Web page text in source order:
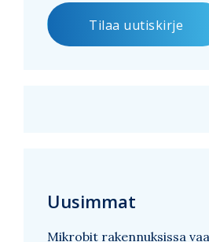
Uusimmat
Mikrobit rakennuksissa